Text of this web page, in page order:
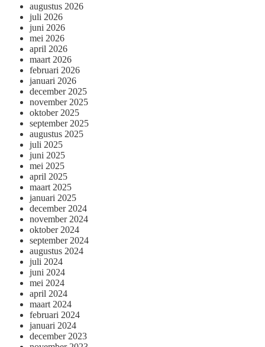
augustus 2026
juli 2026
juni 2026
mei 2026
april 2026
maart 2026
februari 2026
januari 2026
december 2025
november 2025
oktober 2025
september 2025
augustus 2025
juli 2025
juni 2025
mei 2025
april 2025
maart 2025
januari 2025
december 2024
november 2024
oktober 2024
september 2024
augustus 2024
juli 2024
juni 2024
mei 2024
april 2024
maart 2024
februari 2024
januari 2024
december 2023